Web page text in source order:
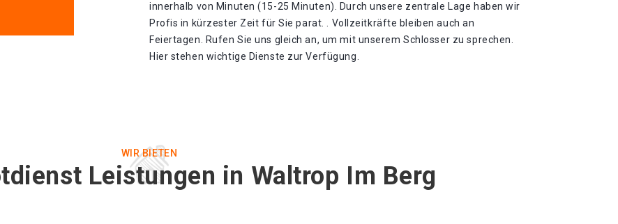
innerhalb von Minuten (15-25 Minuten). Durch unsere zentrale Lage haben wir
Profis in kürzester Zeit für Sie parat. . Vollzeitkräfte bleiben auch an
Feiertagen. Rufen Sie uns gleich an, um mit unserem Schlosser zu sprechen.
Hier stehen wichtige Dienste zur Verfügung.
WIR BIETEN
Leistungen in Waltrop Im Berg